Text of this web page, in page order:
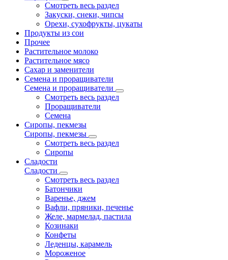
Смотреть весь раздел
Закуски, снеки, чипсы
Орехи, сухофрукты, цукаты
Продукты из сои
Прочее
Растительное молоко
Растительное мясо
Сахар и заменители
Семена и проращиватели
Семена и проращиватели
Смотреть весь раздел
Проращиватели
Семена
Сиропы, пекмезы
Сиропы, пекмезы
Смотреть весь раздел
Сиропы
Сладости
Сладости
Смотреть весь раздел
Батончики
Варенье, джем
Вафли, пряники, печенье
Желе, мармелад, пастила
Козинаки
Конфеты
Леденцы, карамель
Мороженое